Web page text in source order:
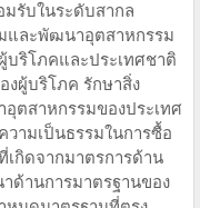
รับในระดับสากล
มและพัฒนาอุตสาหกรรม
บริโภคและประเทศชาติ
งผู้บริโภค รักษาสิ่ง
ตสาหกรรมของประเทศ
ามเป็นธรรมในการซื้อ
กิดจากมาตรการด้าน
ด้านการมาตรฐานของ